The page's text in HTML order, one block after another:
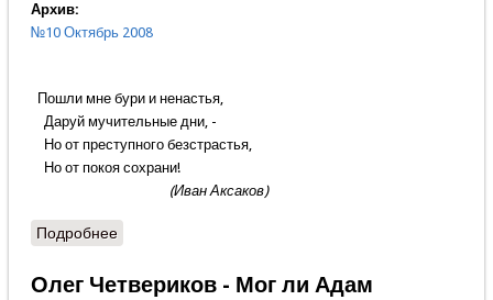
Архив:
№10 Октябрь 2008
Пошли мне бури и ненастья,
Даруй мучительные дни, -
Но от преступного безстрастья,
Но от покоя сохрани!
(Иван Аксаков)
Подробнеео Александр Кадашевский - Сохраненный от
Олег Четвериков - Мог ли Адам